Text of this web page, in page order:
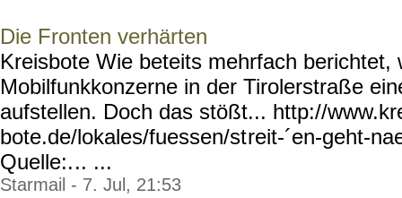
Die Fronten verhärten
Kreisbote Wie beteits mehrfach berichtet,
Mobilfunkkonzerne in der Tirolerstraße
aufstellen. Doch das stößt... http://
bote.de/lokales/fuessen/streit-´en-geht-
Quelle:... ...
Starmail - 7. Jul, 21:53